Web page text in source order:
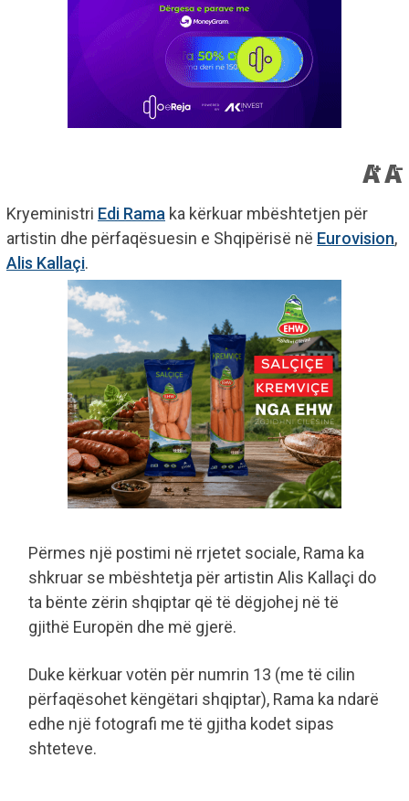
Kryeministri Edi Rama ka kërkuar mbështetjen për
artistin dhe përfaqësuesin e Shqipërisë në Eurovision,
Alis Kallaçi.
Përmes një postimi në rrjetet sociale, Rama ka
shkruar se mbështetja për artistin Alis Kallaçi do
ta bënte zërin shqiptar që të dëgjohej në të
gjithë Europën dhe më gjerë.
Duke kërkuar votën për numrin 13 (me të cilin
përfaqësohet këngëtari shqiptar), Rama ka ndarë
edhe një fotografi me të gjitha kodet sipas
shteteve.